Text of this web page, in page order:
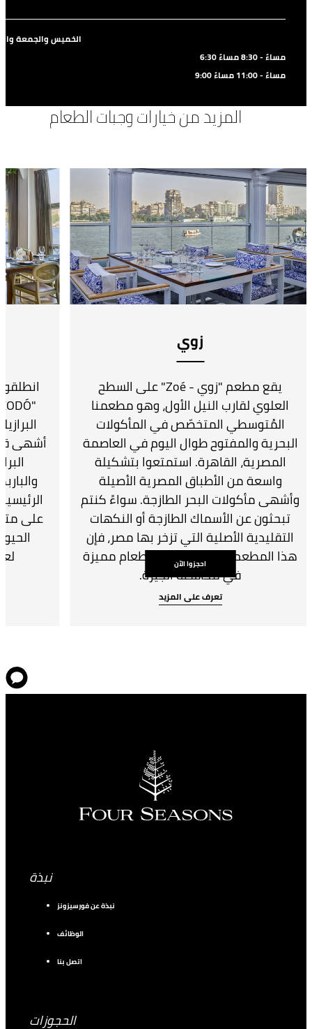
الخميس والجمعة
6:30 مساءً - 8:30 مساءً
9:00 مساءً - 11:00 مساءً
المزيد من خيارات وجبات الطعام
زوي
يقع مطعم "زوي - Zoé" على السطح
العلوي لقارب النيل الأول، وهو مطعمنا
المُتوسطي المتخصّص في المأكولات
البحرية والمفتوح طوال اليوم في العاصمة
المصرية، القاهرة. استمتعوا بتشكيلة
واسعة من الأطباق المصرية الأصيلة
وأشهى مأكولات البحر الطازجة. سواءً كنتم
تبحثون عن الأسماك الطازجة أو النكهات
التقليدية الأصلية التي تزخر بها مصر، فإن
هذا المطعم يُقدّم لكم تجربة طعام مميزة
في محافظة الجيزة.
احجزوا الآن
تعرف على المزيد
أشهى
على متن
نبذة
نبذة عن فورسيزونز
الوظائف
اتصل بنا
الحجوزات